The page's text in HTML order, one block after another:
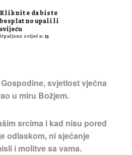
Kliknite da biste
besplatno upalili
svijeću
Upaljeno svijeća: 13
svjetlost vječna
u miru Božjem.
srcima i kad nisu pored
odlaskom, ni sjećanje
i molitve sa vama.